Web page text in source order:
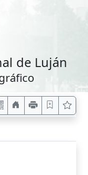
de Luján